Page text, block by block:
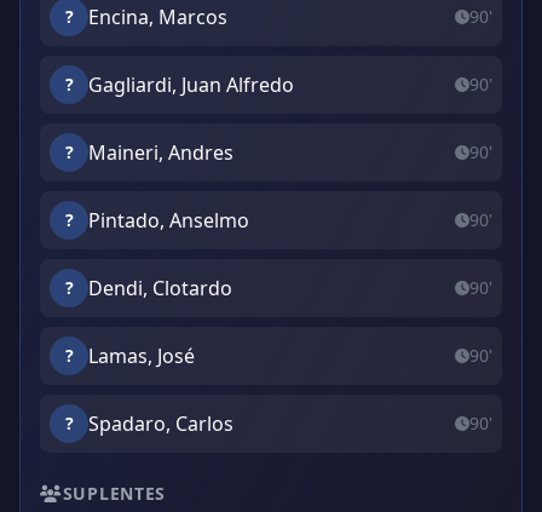
? Encina, Marcos 90'
? Gagliardi, Juan Alfredo 90'
? Maineri, Andres 90'
? Pintado, Anselmo 90'
? Dendi, Clotardo 90'
? Lamas, José 90'
? Spadaro, Carlos 90'
SUPLENTES